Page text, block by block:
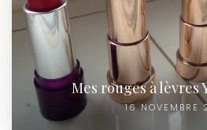
Mes rouges à lèvres
16 NOVEMBRE